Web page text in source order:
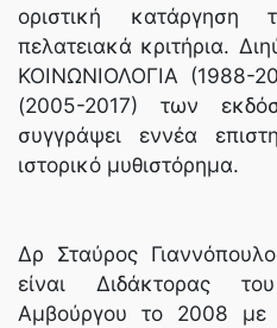
οριστική
πελατειακά κριτήρια.
ΚΟΙΝΩΝΙΟΛΟΓΙΑ (1988-
(2005-2017) των
συγγράψει εννέα
ιστορικό μυθιστόρημα.
Δρ Σταύρος
είναι Διδάκτορας
Αμβούργου το 2008 με